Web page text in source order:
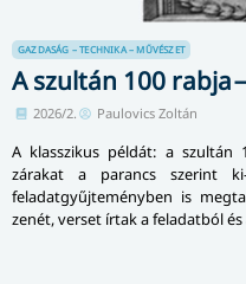
GAZDASÁG – TECHNIKA – MŰVÉSZET
A szultán 100
2026/2. Paulovics Zoltán
A klasszikus példát: a
zárakat a parancs szerint
feladatgyűjteményben is
zenét, verset írtak a feladatból